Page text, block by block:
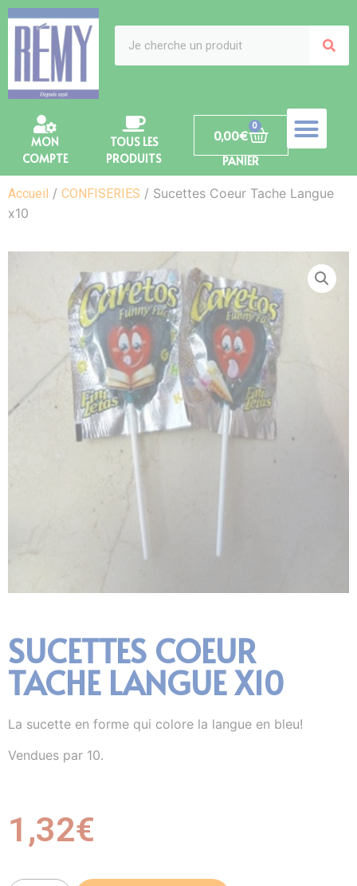
MON
COMPTE
TOUS LES
PRODUITS
0,00€
0
PANIER
Accueil / CONFISERIES / Sucettes Coeur Tache Langue
x10
SUCETTES COEUR
TACHE LANGUE X10
La sucette en forme qui colore la langue en bleu!
Vendues par 10.
1,32€